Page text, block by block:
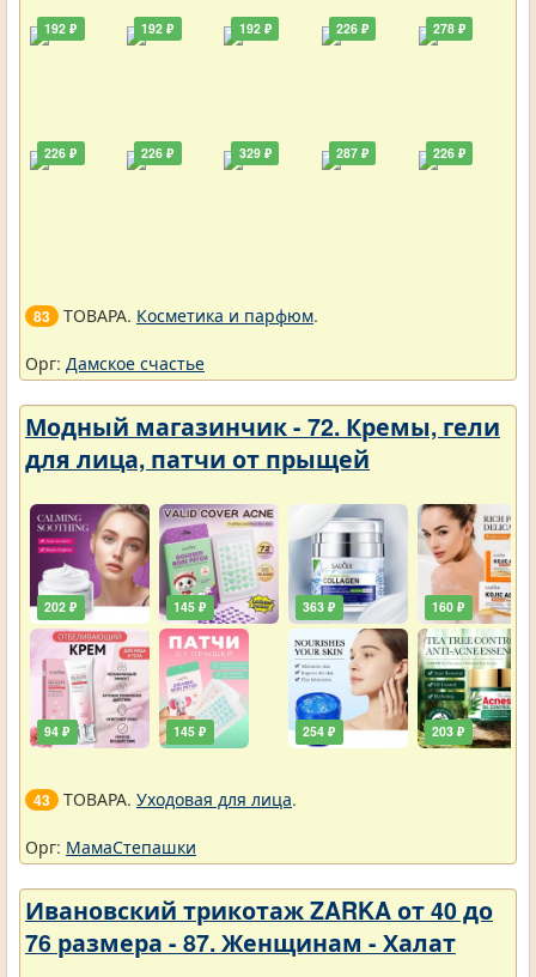
192 ₽
226 ₽
192 ₽
226 ₽
192 ₽
329 ₽
226 ₽
287 ₽
278 ₽
226 ₽
83 ТОВАРА. Косметика и парфюм.
Орг: Дамское счастье
Модный магазинчик - 72. Кремы, гели
для лица, патчи от прыщей
202 ₽
94 ₽
145 ₽
145 ₽
363 ₽
254 ₽
160 ₽
203 ₽
43 ТОВАРА. Уходовая для лица.
Орг: МамаСтепашки
Ивановский трикотаж ZARKA от 40 до
76 размера - 87. Женщинам - Халат